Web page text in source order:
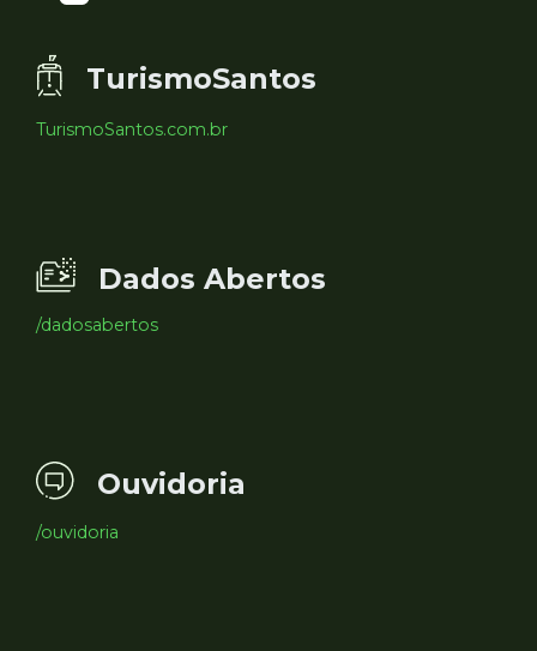
TurismoSantos
TurismoSantos.com.br
Dados Abertos
/dadosabertos
Ouvidoria
/ouvidoria